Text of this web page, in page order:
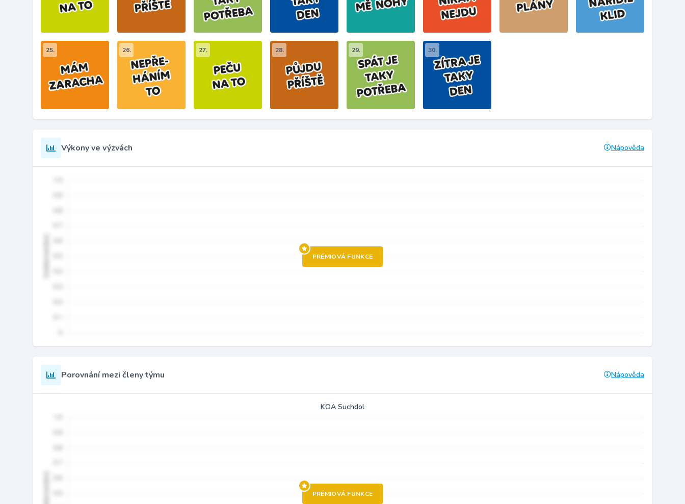
25. 26. 27. 28. 29. 30.
Výkony ve výzvách Nápověda
PRÉMIOVÁ FUNKCE
Porovnání mezi členy týmu Nápověda
KOA Suchdol
PRÉMIOVÁ FUNKCE